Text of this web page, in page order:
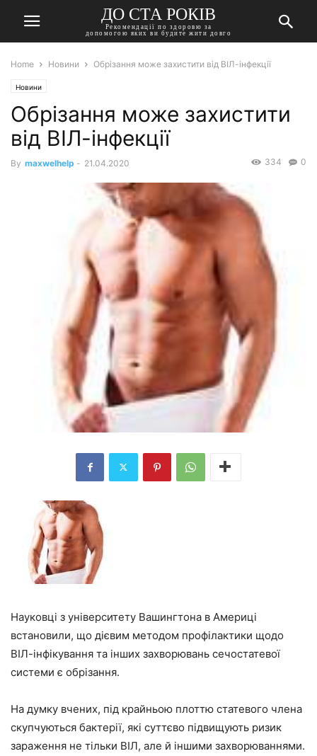
ДО СТА РОКІВ
Рекомендації по здоровю за
допомогою яких ви будите жити довго
Home Новини Обрізання може захистити від ВІЛ-інфекції
Новини
Обрізання може захистити
від ВІЛ-інфекції
By maxwelhelp - 21.04.2020 0
334
Науковці з університету Вашингтона в Америці
встановили, що дієвим методом профілактики щодо
ВІЛ-інфікування та інших захворювань сечостатевої
системи є обрізання.
На думку вчених, під крайньою плоттю статевого члена
скупчуються бактерії, які суттєво підвищують ризик
зараження не тільки ВІЛ, але й іншими захворюваннями.